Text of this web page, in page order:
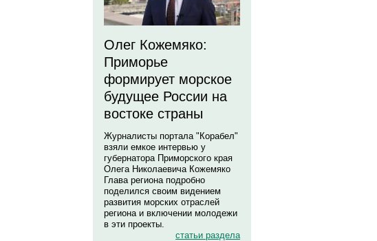
Олег Кожемяко:
Приморье
формирует морское
будущее России на
востоке страны
Журналисты портала "Корабел"
взяли емкое интервью у
губернатора Приморского края
Олега Николаевича Кожемяко
Глава региона подробно
поделился своим видением
развития морских отраслей
региона и включении молодежи
в эти проекты.
статьи раздела